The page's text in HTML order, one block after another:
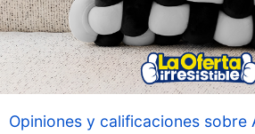
Opiniones y calificaciones sobre